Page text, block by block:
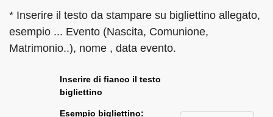
* Inserire il testo da stampare su bigliettino allegato,
esempio ... Evento (Nascita, Comunione,
Matrimonio..), nome , data evento.
Inserire di fianco il testo
bigliettino
Esempio bigliettino: